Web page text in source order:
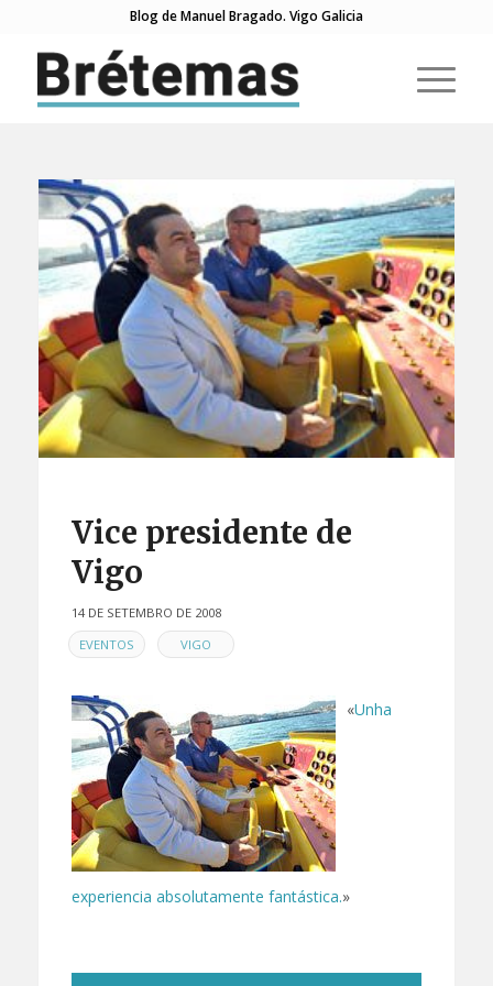
Blog de Manuel Bragado. Vigo Galicia
Vice presidente de
Vigo
14 DE SETEMBRO DE 2008
EN EVENTOS , VIGO
«Unha
experiencia absolutamente fantástica.»